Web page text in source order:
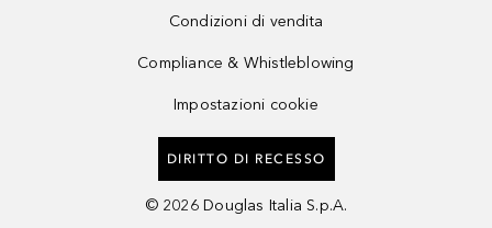
Condizioni di vendita
Compliance & Whistleblowing
Impostazioni cookie
DIRITTO DI RECESSO
© 2026 Douglas Italia S.p.A.